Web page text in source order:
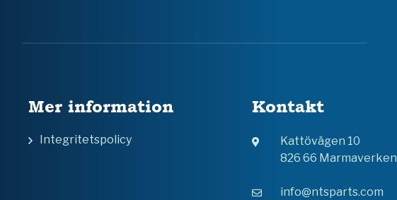
Mer information
Integritetspolicy
Kontakt
Kattövägen 10
826 66 Marmaverken
info@ntsparts.com